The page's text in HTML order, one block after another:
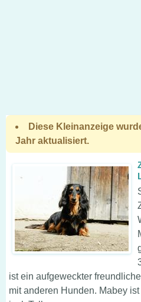
Diese Kleinanzeige
Jahr aktualisiert.
ist ein aufgeweckter
mit anderen Hunden. Mabey